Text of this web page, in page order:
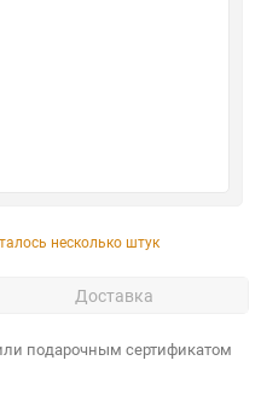
несколько штук
Доставка
подарочным сертификатом